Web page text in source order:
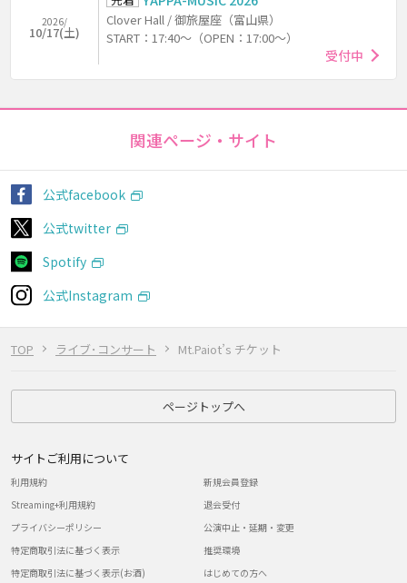
TOP ライブ･コンサート Mt.Paiot’s チケット
2026/
10/17(土)
Clover Hall / 御旅屋座（富山県）
START：17:40～（OPEN：17:00～）
受付中
関連ページ・サイト
公式facebook
公式twitter
Spotify
公式Instagram
ページトップへ
サイトご利用について
利用規約
Streaming+利用規約
プライバシーポリシー
特定商取引法に基づく表示
特定商取引法に基づく表示(お酒)
新規会員登録
退会受付
公演中止・延期・変更
推奨環境
はじめての方へ